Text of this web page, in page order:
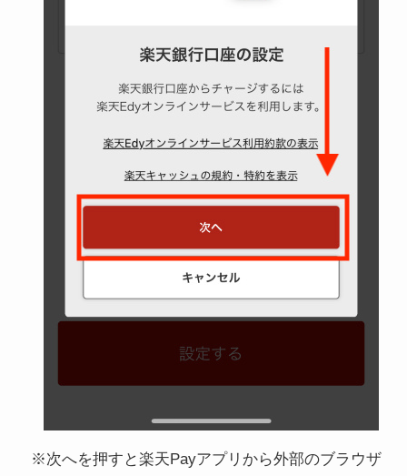
※次へを押すと楽天Payアプリから外部のブラウザ